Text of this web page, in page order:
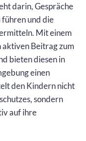
darin, Gespräche
führen und die
Mit einem
aktiven Beitrag zum
bieten diesen in
einen
den Kindern nicht
sondern
auf ihre